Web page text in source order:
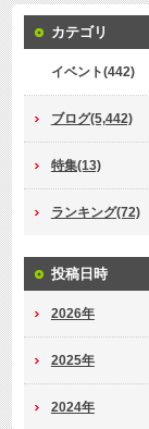
カテゴリ
イベント(442)
ブログ(5,442)
特集(13)
ランキング(72)
投稿日時
2026年
2025年
2024年